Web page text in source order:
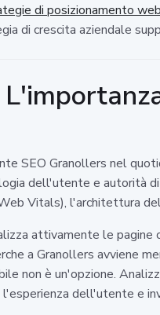
di posizionamento
di crescita aziendale
SEO Granollers nel
dell'utente e autorità
Vitals), l'architettura
attivamente le pagine
a Granollers avviene
non è un'opzione.
dell'utente e